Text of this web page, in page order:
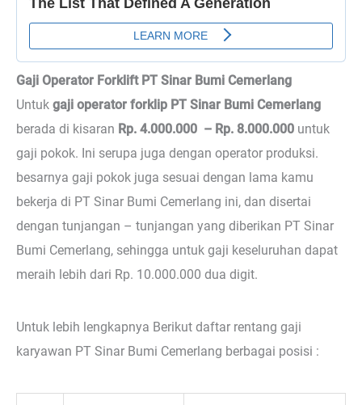
Gaji Operator Forklift PT Sinar Bumi Cemerlang
Untuk gaji operator forklip PT Sinar Bumi Cemerlang
berada di kisaran Rp. 4.000.000 – Rp. 8.000.000 untuk
gaji pokok. Ini serupa juga dengan operator produksi.
besarnya gaji pokok juga sesuai dengan lama kamu
bekerja di PT Sinar Bumi Cemerlang ini, dan disertai
dengan tunjangan – tunjangan yang diberikan PT Sinar
Bumi Cemerlang, sehingga untuk gaji keseluruhan dapat
meraih lebih dari Rp. 10.000.000 dua digit.
Untuk lebih lengkapnya Berikut daftar rentang gaji
karyawan PT Sinar Bumi Cemerlang berbagai posisi :